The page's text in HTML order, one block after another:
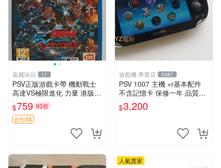
嘉藏珍品 11
PSV正版游戲卡帶 機動戰士
高達VS極限進化 力量 港版中
文 盒裝全新未開封，支持所
有日版，港版或其他地區的P
SV游戲機主機，（除外），
$759 93折
折扣碼
遊戲機 專賣店 5387
PSV 1007 主機 +r基本配件
不含記憶卡 保修一年 品質有
保障
$3,200
人氣賣家